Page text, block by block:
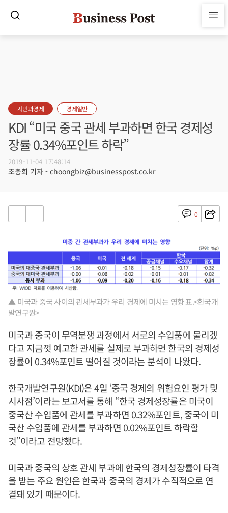
시민과경제 경제일반
KDI “미국 중국 관세 부과하면 한국 경제성
장률 0.34%포인트 하락”
2019-11-04 17:48:14
조충희 기자 - choongbiz@businesspost.co.kr
0
▲ 미국과 중국 사이의 관세부과가 우리 경제에 미치는 영향 표.<한국개
발연구원>
미국과 중국이 무역분쟁 과정에서 서로의 수입품에 물리겠
다고 지금껏 예고한 관세를 실제로 부과하면 한국의 경제성
장률이 0.34%포인트 떨어질 것이라는 분석이 나왔다.
한국개발연구원(KDI)은 4일 ‘중국 경제의 위험요인 평가 및
시사점’이라는 보고서를 통해 “한국 경제성장률은 미국이
중국산 수입품에 관세를 부과하면 0.32%포인트, 중국이 미
국산 수입품에 관세를 부과하면 0.02%포인트 하락할
것”이라고 전망했다.
미국과 중국의 상호 관세 부과에 한국의 경제성장률이 타격
을 받는 주요 원인은 한국과 중국의 경제가 수직적으로 연
결돼 있기 때문이다.